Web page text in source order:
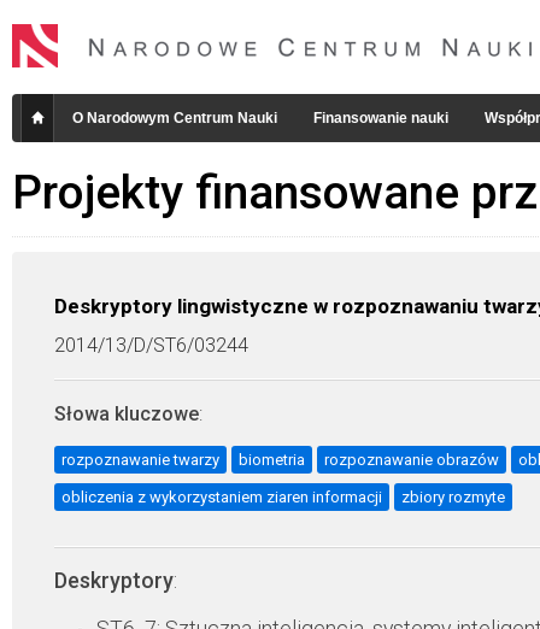
O Narodowym Centrum Nauki Finansowanie nauki
Projekty finansowane
Deskryptory lingwistyczne w rozpoznawaniu
2014/13/D/ST6/03244
Słowa kluczowe:
rozpoznawanie twarzy biometria rozpoznawanie obrazów
obliczenia z wykorzystaniem ziaren informacji zbiory rozmyte
Deskryptory: